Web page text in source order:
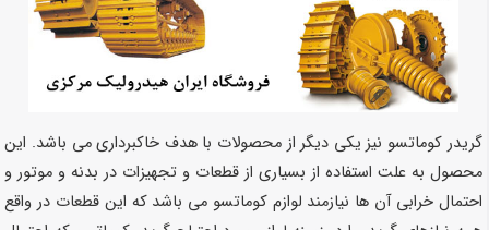
گریدر کوماتسو نیز یکی دیگر از محصولات با هدف خاکبرداری می باشد. این
محصول به علت استفاده از بسیاری از قطعات و تجهیزات در بدنه و موتور و
احتمال خرابی آن ها نیازمند لوازم کوماتسو می باشد که این قطعات در واقع